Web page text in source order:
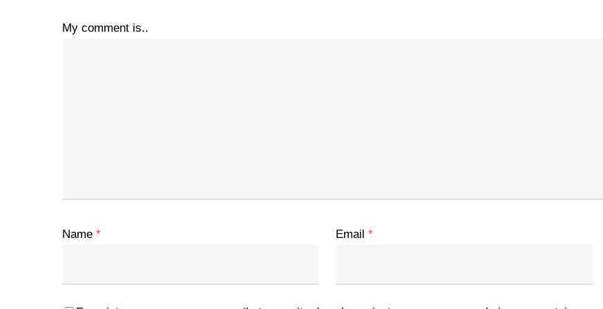
My comment is..
Name * Email *